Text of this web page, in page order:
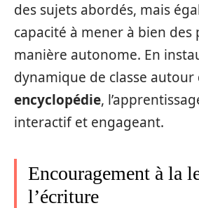
des sujets abordés, mais
capacité à mener à bien des
manière autonome. En
dynamique de classe autour
encyclopédie,
interactif et engageant.
Encouragement à la
l’écriture